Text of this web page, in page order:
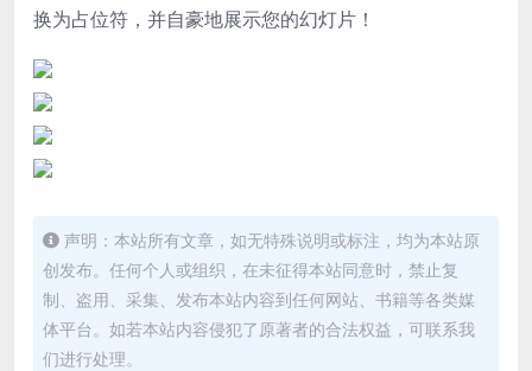
换为占位符，并自豪地展示您的幻灯片！
声明：本站所有文章，如无特殊说明或标注，均为本站原
创发布。任何个人或组织，在未征得本站同意时，禁止复
制、盗用、采集、发布本站内容到任何网站、书籍等各类媒
体平台。如若本站内容侵犯了原著者的合法权益，可联系我
们进行处理。